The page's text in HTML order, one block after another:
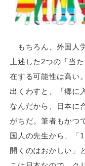
もちろん、外国人
上述した2つの「当
在する可能性は高い
出くわすと、「郷に
なんだから、日本に
がちだ。筆者もかつ
国人の先生から、「
開くのはおかしい」